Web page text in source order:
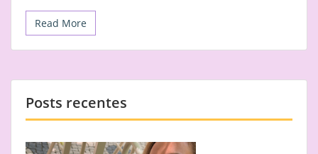
Read More
Posts recentes